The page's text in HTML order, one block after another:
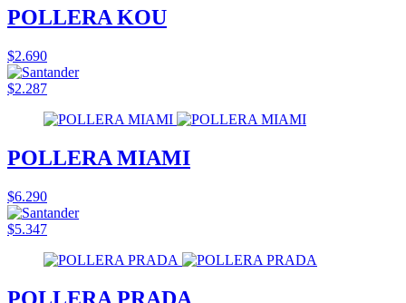
POLLERA KOU
$2.690
$2.287
POLLERA MIAMI
$6.290
$5.347
POLLERA PRADA